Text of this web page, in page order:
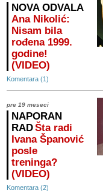
NOVA ODVALA
Ana Nikolić:
Nisam bila
rođena 1999.
godine!
(VIDEO)
Komentara (1)
pre 19 meseci
NAPORAN
RADŠta radi
Ivana Španović
posle
treninga?
(VIDEO)
Komentara (2)